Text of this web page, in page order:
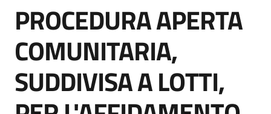
e
strumenti
acquisto
Supporto
Salta al contenuto
PROCEDURA APERTA
COMUNITARIA,
SUDDIVISA A LOTTI,